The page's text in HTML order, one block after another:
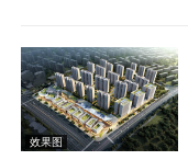
效果图